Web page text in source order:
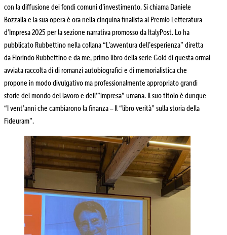
con la diffusione dei fondi comuni d’investimento. Si chiama Daniele
Bozzalla e la sua opera è oranella cinquina finalista al Premio Letteratura
d’Impresa 2025 per la sezione narrativa promosso da ItalyPost. Lo ha
pubblicato Rubbettino nella collana “L’avventura dell’esperienza” diretta
da Florindo Rubbettino e da me, primo libro della serie Gold di questa ormai
avviata raccolta di di romanzi autobiografici e di memorialistica che
propone in modo divulgativo ma professionalmente appropriato grandi
storie del mondo del lavoro e dell’”impresa” umana. Il suo titolo è dunque
“I vent’anni che cambiarono la finanza – Il “libro verità” sulla storia della
Fideuram”.